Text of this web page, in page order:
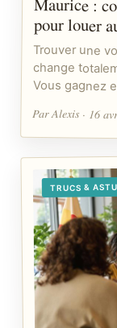
pour louer
Trouver une
change
Vous gagnez
Par Alexis · 16
TRUCS &